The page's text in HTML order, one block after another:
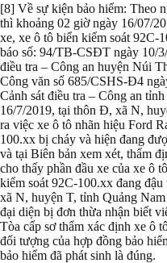
[8] Về sự kiện bảo hiểm: Theo
thì khoảng 02 giờ ngày 16/07/
xe, xe ô tô biển kiểm soát 92C-
báo số: 94/TB-CSĐT ngày 10/
điều tra – Công an huyện Núi
Công văn số 685/CSHS-Đ4
Cảnh sát điều tra – Công an
16/7/2019, tại thôn Đ, xã N,
ra việc xe ô tô nhãn hiệu Ford
100.xx bị cháy và hiện đang
và tại Biên bản xem xét, thẩm
cho thấy phần đầu xe của xe ô
kiểm soát 92C-100.xx đang
xã N, huyện T, tỉnh Quảng
đại diện bị đơn thừa nhận biết
Tòa cấp sơ thẩm xác định xe ô
đối tượng của hợp đồng bảo
bảo hiểm đã phát sinh là đúng.